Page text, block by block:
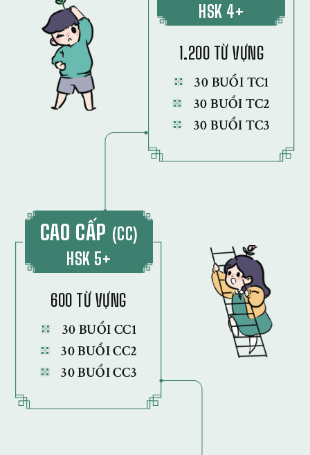
HSK 4+
1.200 TỪ VỰNG
30 BUỔI TC1
30 BUỔI TC2
30 BUỔI TC3
CAO CẤP (CC)
HSK 5+
600 TỪ VỰNG
30 BUỔI CC1
30 BUỔI CC2
30 BUỔI CC3